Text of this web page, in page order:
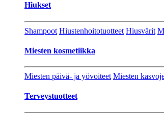
Hiukset
Shampoot Hiustenhoitotuotteet Hiusvärit
Miesten kosmetiikka
Miesten päivä- ja yövoiteet Miesten
Terveystuotteet